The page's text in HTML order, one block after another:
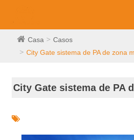
Casa
Casos
City Gate sistema de PA de zona
City Gate sistema de PA